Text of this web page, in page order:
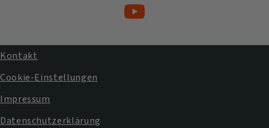
Fußbereichsmenü
Kontakt
Cookie-Einstellungen
Impressum
Datenschutzerklärung